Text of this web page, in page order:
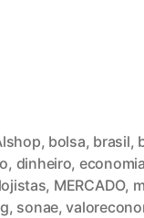
, bolsa, brasil,
, dinheiro, economia
lojistas, MERCADO,
, sonae,